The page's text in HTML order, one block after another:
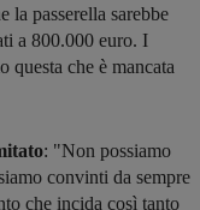
la passerella sarebbe
a 800.000 euro. I
questa che è mancata
: "Non possiamo
convinti da sempre
che incida così tanto